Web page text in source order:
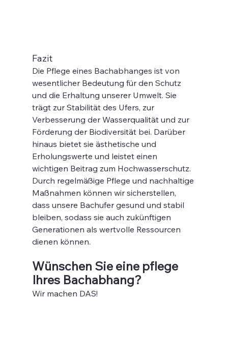
Fazit
Die Pflege eines Bachabhanges ist von
wesentlicher Bedeutung für den Schutz
und die Erhaltung unserer Umwelt. Sie
trägt zur Stabilität des Ufers, zur
Verbesserung der Wasserqualität und zur
Förderung der Biodiversität bei. Darüber
hinaus bietet sie ästhetische und
Erholungswerte und leistet einen
wichtigen Beitrag zum Hochwasserschutz.
Durch regelmäßige Pflege und nachhaltige
Maßnahmen können wir sicherstellen,
dass unsere Bachufer gesund und stabil
bleiben, sodass sie auch zukünftigen
Generationen als wertvolle Ressourcen
dienen können.
Wünschen Sie eine pflege
Ihres Bachabhang?
Wir machen DAS!